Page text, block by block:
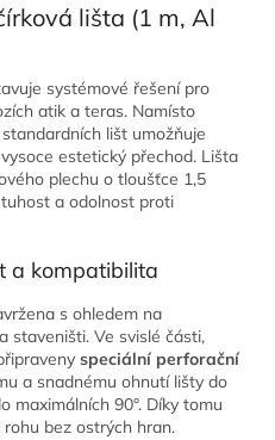
lišta (1 m, Al
systémové řešení pro
atik a teras. Namísto
lišt umožňuje
estetický přechod. Lišta
plechu o tloušťce 1,5
a odolnost proti
a kompatibilita
s ohledem na
staveništi. Ve svislé části,
speciální perforační
a snadnému ohnutí lišty do
maximálních 90°. Díky tomu
bez ostrých hran.